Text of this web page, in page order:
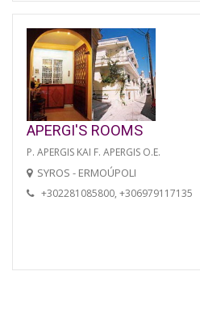
APERGI'S ROOMS
P. APERGIS KAI F. APERGIS O.E.
SYROS - ERMOÚPOLI
+302281085800, +306979117135